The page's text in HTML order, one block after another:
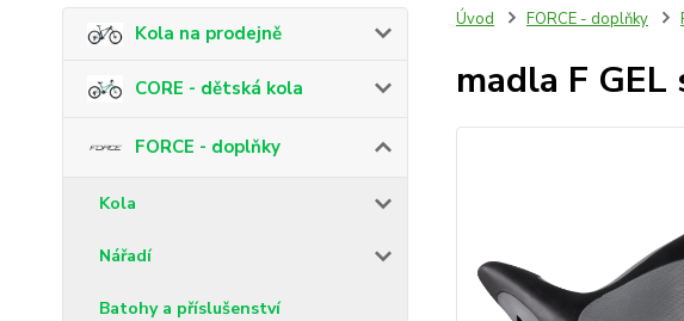
Kola na prodejně
CORE - dětská kola
FORCE - doplňky
Kola
Nářadí
Batohy a příslušenství
Úvod FORCE - doplňky
madla F